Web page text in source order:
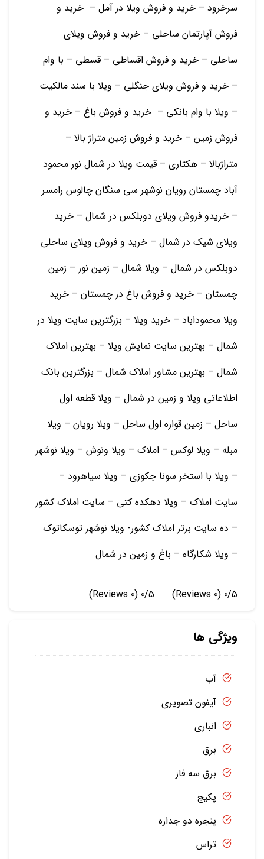
سرخرود – خرید و فروش ویلا در آمل – خرید و
فروش آپارتمان ساحلی – خرید و فروش ویلای
ساحلی – خرید و فروش اقساطی – قسطی – با وام
– خرید و فروش ویلای جنگلی – ویلا با سند مالکیت
– ویلا با وام بانکی – خرید و فروش باغ – خرید و
فروش زمین – خرید و فروش زمین متراژ بالا –
متراژبالا – هکتاری – قیمت ویلا در شمال نور محمود
آباد چمستان رویان نوشهر سی سنگان چالوس رامسر
– خریدو فروش ویلای دوبلکس در شمال – خرید
ویلای شیک در شمال – خرید و فروش ویلای ساحلی
دوبلکس در شمال – ویلا شمال – زمین نور – زمین
چمستان – خرید و فروش باغ در چمستان – خرید
ویلا محموداباد – خرید ویلا – بزرگترین سایت ویلا در
شمال – بهترین سایت نمایش ویلا – بهترین املاک
شمال – بهترین مشاور املاک شمال – بزرگترین بانک
اطلاعاتی ویلا و زمین در شمال – ویلا قطعه اول
ساحل – زمین قواره اول ساحل – ویلا رویان – ویلا
مبله – ویلا لوکس – املاک – ویلا ونوش – ویلا نوشهر
– ویلا با استخر سونا جکوزی – ویلا سیاهرود –
سایت املاک – ویلا دهکده کتی – سایت املاک کشور
– ده سایت برتر املاک کشور- ویلا نوشهر توسکاتوک
– ویلا شکارگاه – باغ و زمين در شمال
0/5
(0 Reviews)
0/5
(0 Reviews)
ویژگی ها
آب
آیفون تصویری
انباری
برق
برق سه فاز
پکیج
پنجره دو جداره
تراس